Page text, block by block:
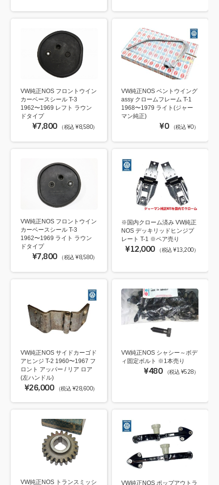
VW純正NOS フロントウイン
カーベースシール T-3
1962〜1969 レフト ラウン
ドタイプ
¥7,800 （税込 ¥8,580）
VW純正NOS ベントウイング
assy クロームフレーム T-1
1968〜1979 ライト(ジャー
マン純正)
¥0 （税込 ¥0）
VW純正NOS フロントウイン
カーベースシール T-3
1962〜1969 ライト ラウン
ドタイプ
¥7,800 （税込 ¥8,580）
※国内クローム済み VW純正
NOS デッキリッドヒンジプ
レート T-1 ※ペア売り
¥12,000 （税込 ¥13,200）
VW純正NOS サイドカーゴド
アヒンジ T-2 1960〜1967 フ
ロント アッパー / リア ロア
(左ハンドル)
¥26,000 （税込 ¥28,600）
VW純正NOS シャシー～ボデ
ィ固定ボルト ※1本売り
¥480 （税込 ¥528）
VW純正NOS トランスミッシ VW純正NOS ポップアウトラ